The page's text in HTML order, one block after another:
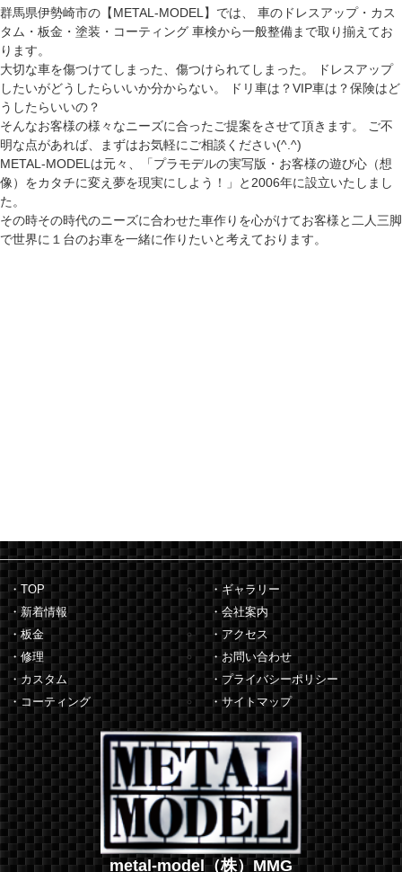
群馬県伊勢崎市の【METAL-MODEL】では、 車のドレスアップ・カス
タム・板金・塗装・コーティング 車検から一般整備まで取り揃えてお
ります。
大切な車を傷つけてしまった、傷つけられてしまった。 ドレスアップ
したいがどうしたらいいか分からない。 ドリ車は？VIP車は？保険はど
うしたらいいの？
そんなお客様の様々なニーズに合ったご提案をさせて頂きます。 ご不
明な点があれば、まずはお気軽にご相談ください(^.^)
METAL-MODELは元々、「プラモデルの実写版・お客様の遊び心（想
像）をカタチに変え夢を現実にしよう！」と2006年に設立いたしまし
た。
その時その時代のニーズに合わせた車作りを心がけてお客様と二人三脚
で世界に１台のお車を一緒に作りたいと考えております。
・ギャラリー
・会社案内
・アクセス
・お問い合わせ
・プライバシーポリシー
・サイトマップ
・TOP
・新着情報
・板金
・修理
・カスタム
・コーティング
metal-model（株）MMG